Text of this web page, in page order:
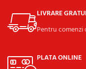
LIVRARE
Pentru comenzi
PLATA ONLINE